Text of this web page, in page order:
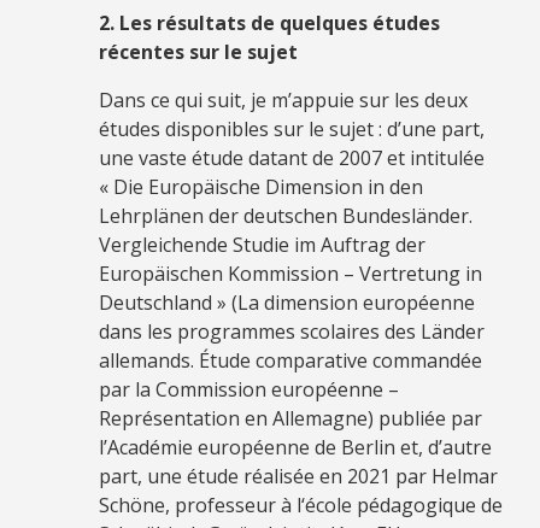
2. Les résultats de quelques études
récentes sur le sujet
Dans ce qui suit, je m’appuie sur les deux
études disponibles sur le sujet : d’une part,
une vaste étude datant de 2007 et intitulée
« Die Europäische Dimension in den
Lehrplänen der deutschen Bundesländer.
Vergleichende Studie im Auftrag der
Europäischen Kommission – Vertretung in
Deutschland » (La dimension européenne
dans les programmes scolaires des Länder
allemands. Étude comparative commandée
par la Commission européenne –
Représentation en Allemagne) publiée par
l’Académie européenne de Berlin et, d’autre
part, une étude réalisée en 2021 par Helmar
Schöne, professeur à l‘école pédagogique de